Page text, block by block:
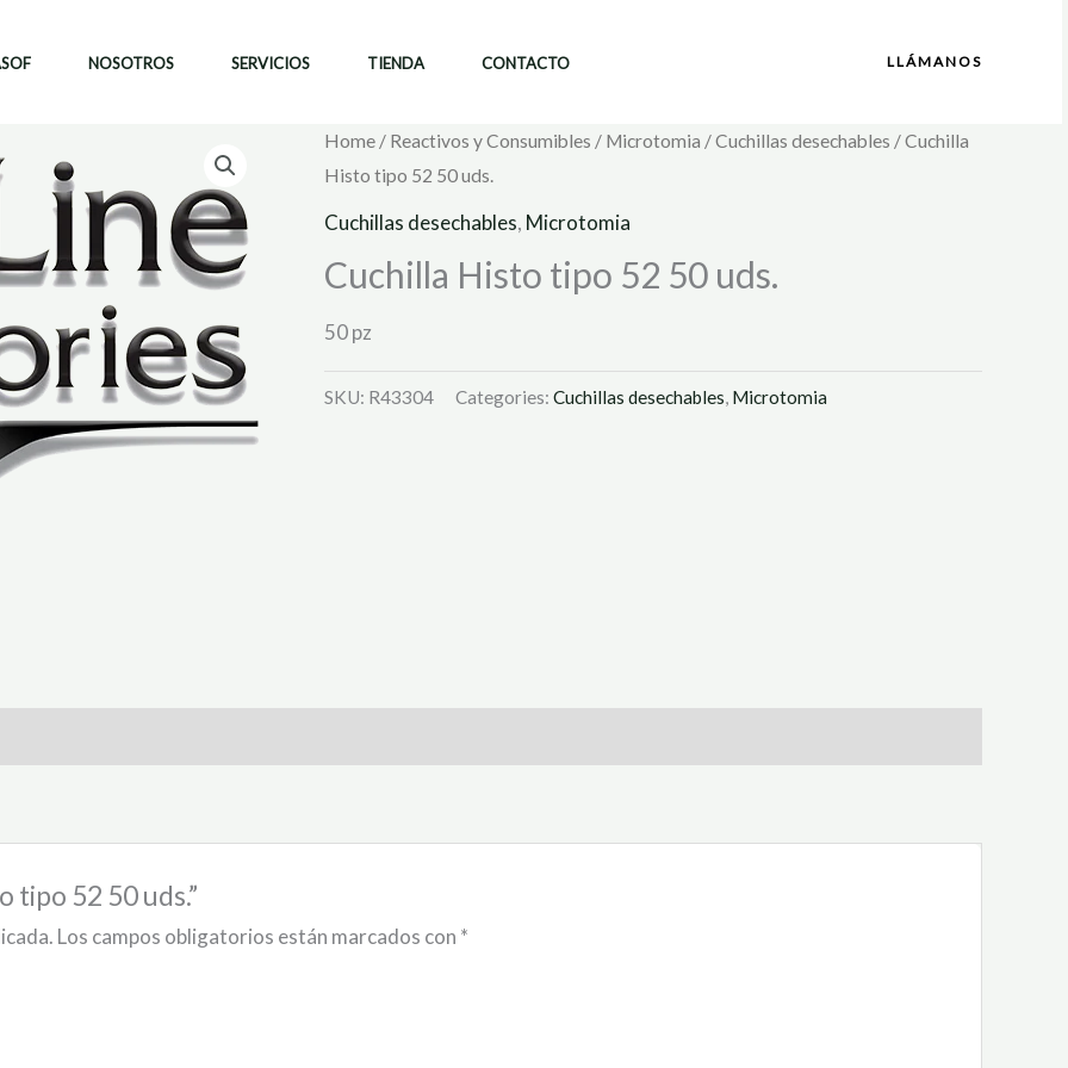
NOSOTROS SERVICIOS TIENDA CONTACTO LLÁMANOS
Home / Reactivos y Consumibles / Microtomia /Cuchillas desechables / Cuchilla
Histo tipo 52 50 uds.
Cuchillas desechables, Microtomia
Cuchilla Histo tipo 52 50 uds.
50 pz
SKU: R43304 Categories: Cuchillas desechables, Microtomia
tipo 52 50 uds.”
Los campos obligatorios están marcados con *